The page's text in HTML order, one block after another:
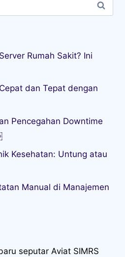
Rumah Sakit? Ini
dan Tepat dengan
Pencegahan Downtime
Kesehatan: Untung atau
Manual di Manajemen
seputar Aviat SIMRS